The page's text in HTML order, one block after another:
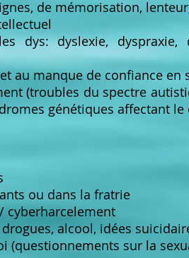
de mémorisation,
dys: dyslexie, dyspraxie,
au manque de confiance en
(troubles du spectre
génétiques affectant le
ou dans la fratrie
cyberharcelement
alcool, idées
(questionnements sur la